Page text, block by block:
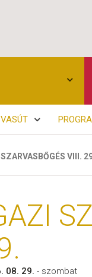
SZARVASBŐGÉS VIII.
08. 29. - szombat